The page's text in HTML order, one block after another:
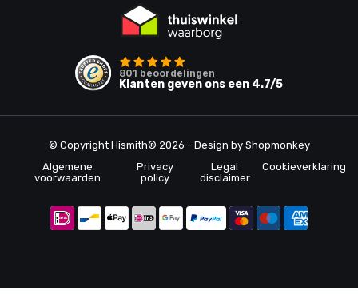
801 beoordelingen
Klanten geven ons een 4.7/5
© Copyright Hismith® 2026 - Design by Shopmonkey
Algemene
voorwaarden
Privacy
policy
Legal
disclaimer
Cookieverklaring